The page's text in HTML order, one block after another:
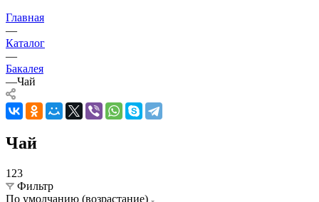
Главная
—
Каталог
—
Бакалея
—Чай
Чай
123
Фильтр
По умолчанию (возрастание)